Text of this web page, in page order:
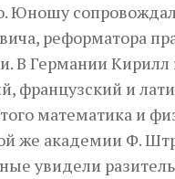
Юношу
реформатора
В Германии
французский и
математика и
же академии Ф.
увидели